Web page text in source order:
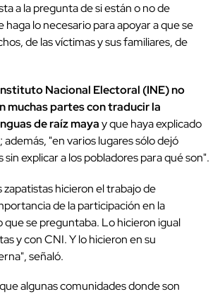
a la pregunta de si están o no de
haga lo necesario para apoyar a que se
de las víctimas y sus familiares, de
Nacional Electoral (INE) no
muchas partes con traducir la
de raíz mayay que haya explicado
"en varios lugares sólo dejó
sin explicar a los pobladores para qué son".
zapatistas hicieron el trabajo de
de la participación en la
que se preguntaba. Lo hicieron igual
y con CNI. Y lo hicieron en su
señaló.
algunas comunidades donde son